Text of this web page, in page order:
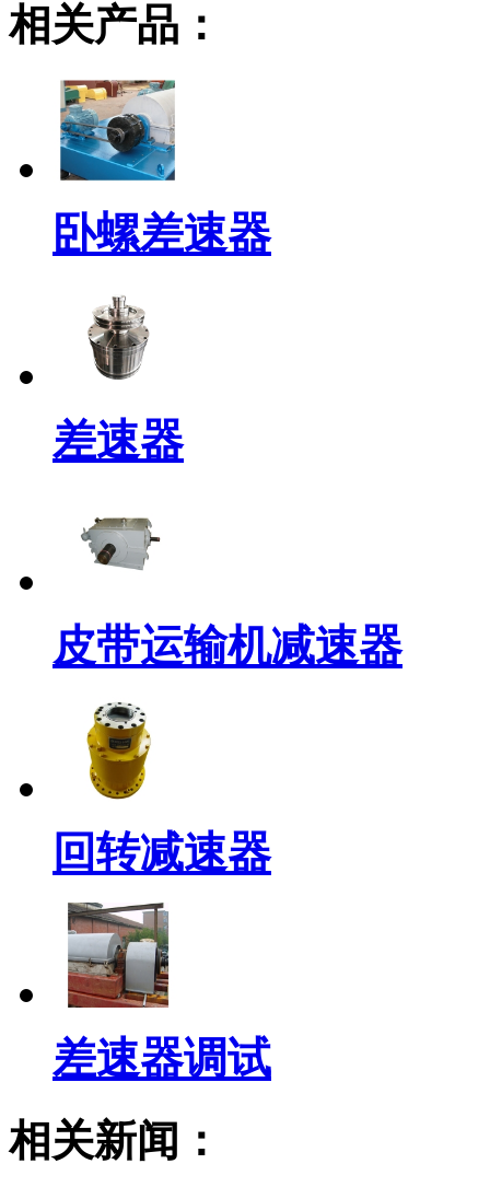
相关产品：
卧螺差速器
差速器
皮带运输机减速器
回转减速器
差速器调试
相关新闻：